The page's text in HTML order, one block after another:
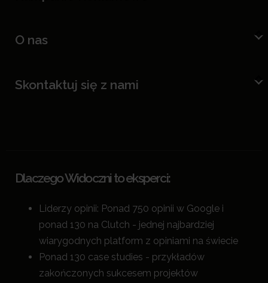
O nas
Skontaktuj się z nami
Dlaczego Widoczni to eksperci:
Liderzy opinii: Ponad 750 opinii w Google i
ponad 130 na Clutch - jednej najbardziej
wiarygodnych platform z opiniami na świecie
Ponad 130 case studies - przykładów
zakończonych sukcesem projektów